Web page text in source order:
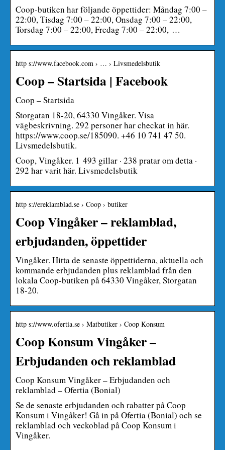
Coop-butiken har följande öppettider: Måndag 7:00 –
22:00, Tisdag 7:00 – 22:00, Onsdag 7:00 – 22:00,
Torsdag 7:00 – 22:00, Fredag 7:00 – 22:00, …
http s://www.facebook.com › … › Livsmedelsbutik
Coop – Startsida | Facebook
Coop – Startsida
Storgatan 18-20, 64330 Vingåker. Visa
vägbeskrivning. 292 personer har checkat in här.
https://www.coop.se/185090. +46 10 741 47 50.
Livsmedelsbutik.
Coop, Vingåker. 1 493 gillar · 238 pratar om detta ·
292 har varit här. Livsmedelsbutik
http s://ereklamblad.se › Coop › butiker
Coop Vingåker – reklamblad,
erbjudanden, öppettider
Vingåker. Hitta de senaste öppettiderna, aktuella och
kommande erbjudanden plus reklamblad från den
lokala Coop-butiken på 64330 Vingåker, Storgatan
18-20.
http s://www.ofertia.se › Matbutiker › Coop Konsum
Coop Konsum Vingåker –
Erbjudanden och reklamblad
Coop Konsum Vingåker – Erbjudanden och
reklamblad – Ofertia (Bonial)
Se de senaste erbjudanden och rabatter på Coop
Konsum i Vingåker! Gå in på Ofertia (Bonial) och se
reklamblad och veckoblad på Coop Konsum i
Vingåker.